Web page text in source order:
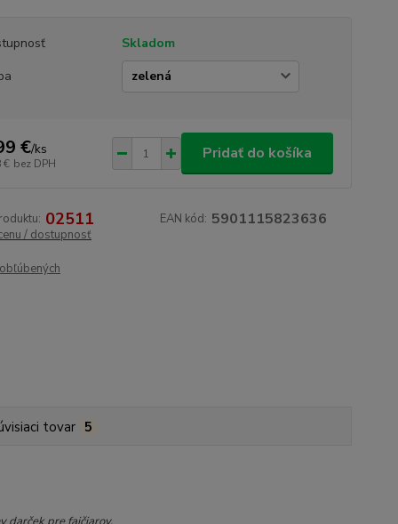
Skladom
€/ks
€ bez DPH
Pridať do košíka
02511 EAN kód: 5901115823636
/ dostupnosť
tovar 5